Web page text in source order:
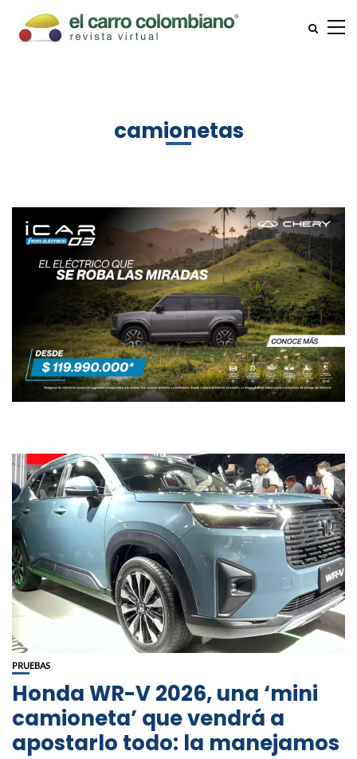
camionetas
PRUEBAS
Honda WR-V 2026, una ‘mini
camioneta’ que vendrá a
apostarlo todo: la manejamos